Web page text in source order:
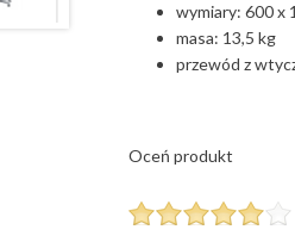
wymiary: 600 x
masa: 13,5 kg
przewód z
Oceń produkt